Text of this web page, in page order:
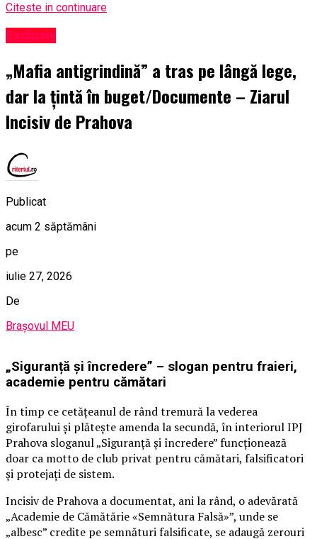
Citeste in continuare
Exclusiv
„Mafia antigrindină” a tras pe lângă lege,
dar la țintă în buget/Documente – Ziarul
Incisiv de Prahova
Publicat
acum 2 săptămâni
pe
iulie 27, 2026
De
Brașovul MEU
„Siguranță și încredere” – slogan pentru fraieri,
academie pentru cămătari
În timp ce cetățeanul de rând tremură la vederea
girofarului și plătește amenda la secundă, în interiorul IPJ
Prahova sloganul „Siguranță și încredere” funcționează
doar ca motto de club privat pentru cămătari, falsificatori
și protejați de sistem.
Incisiv de Prahova a documentat, ani la rând, o adevărată
„Academie de Cămătărie «Semnătura Falsă»”, unde se
„albesc” credite pe semnături falsificate, se adaugă zerouri